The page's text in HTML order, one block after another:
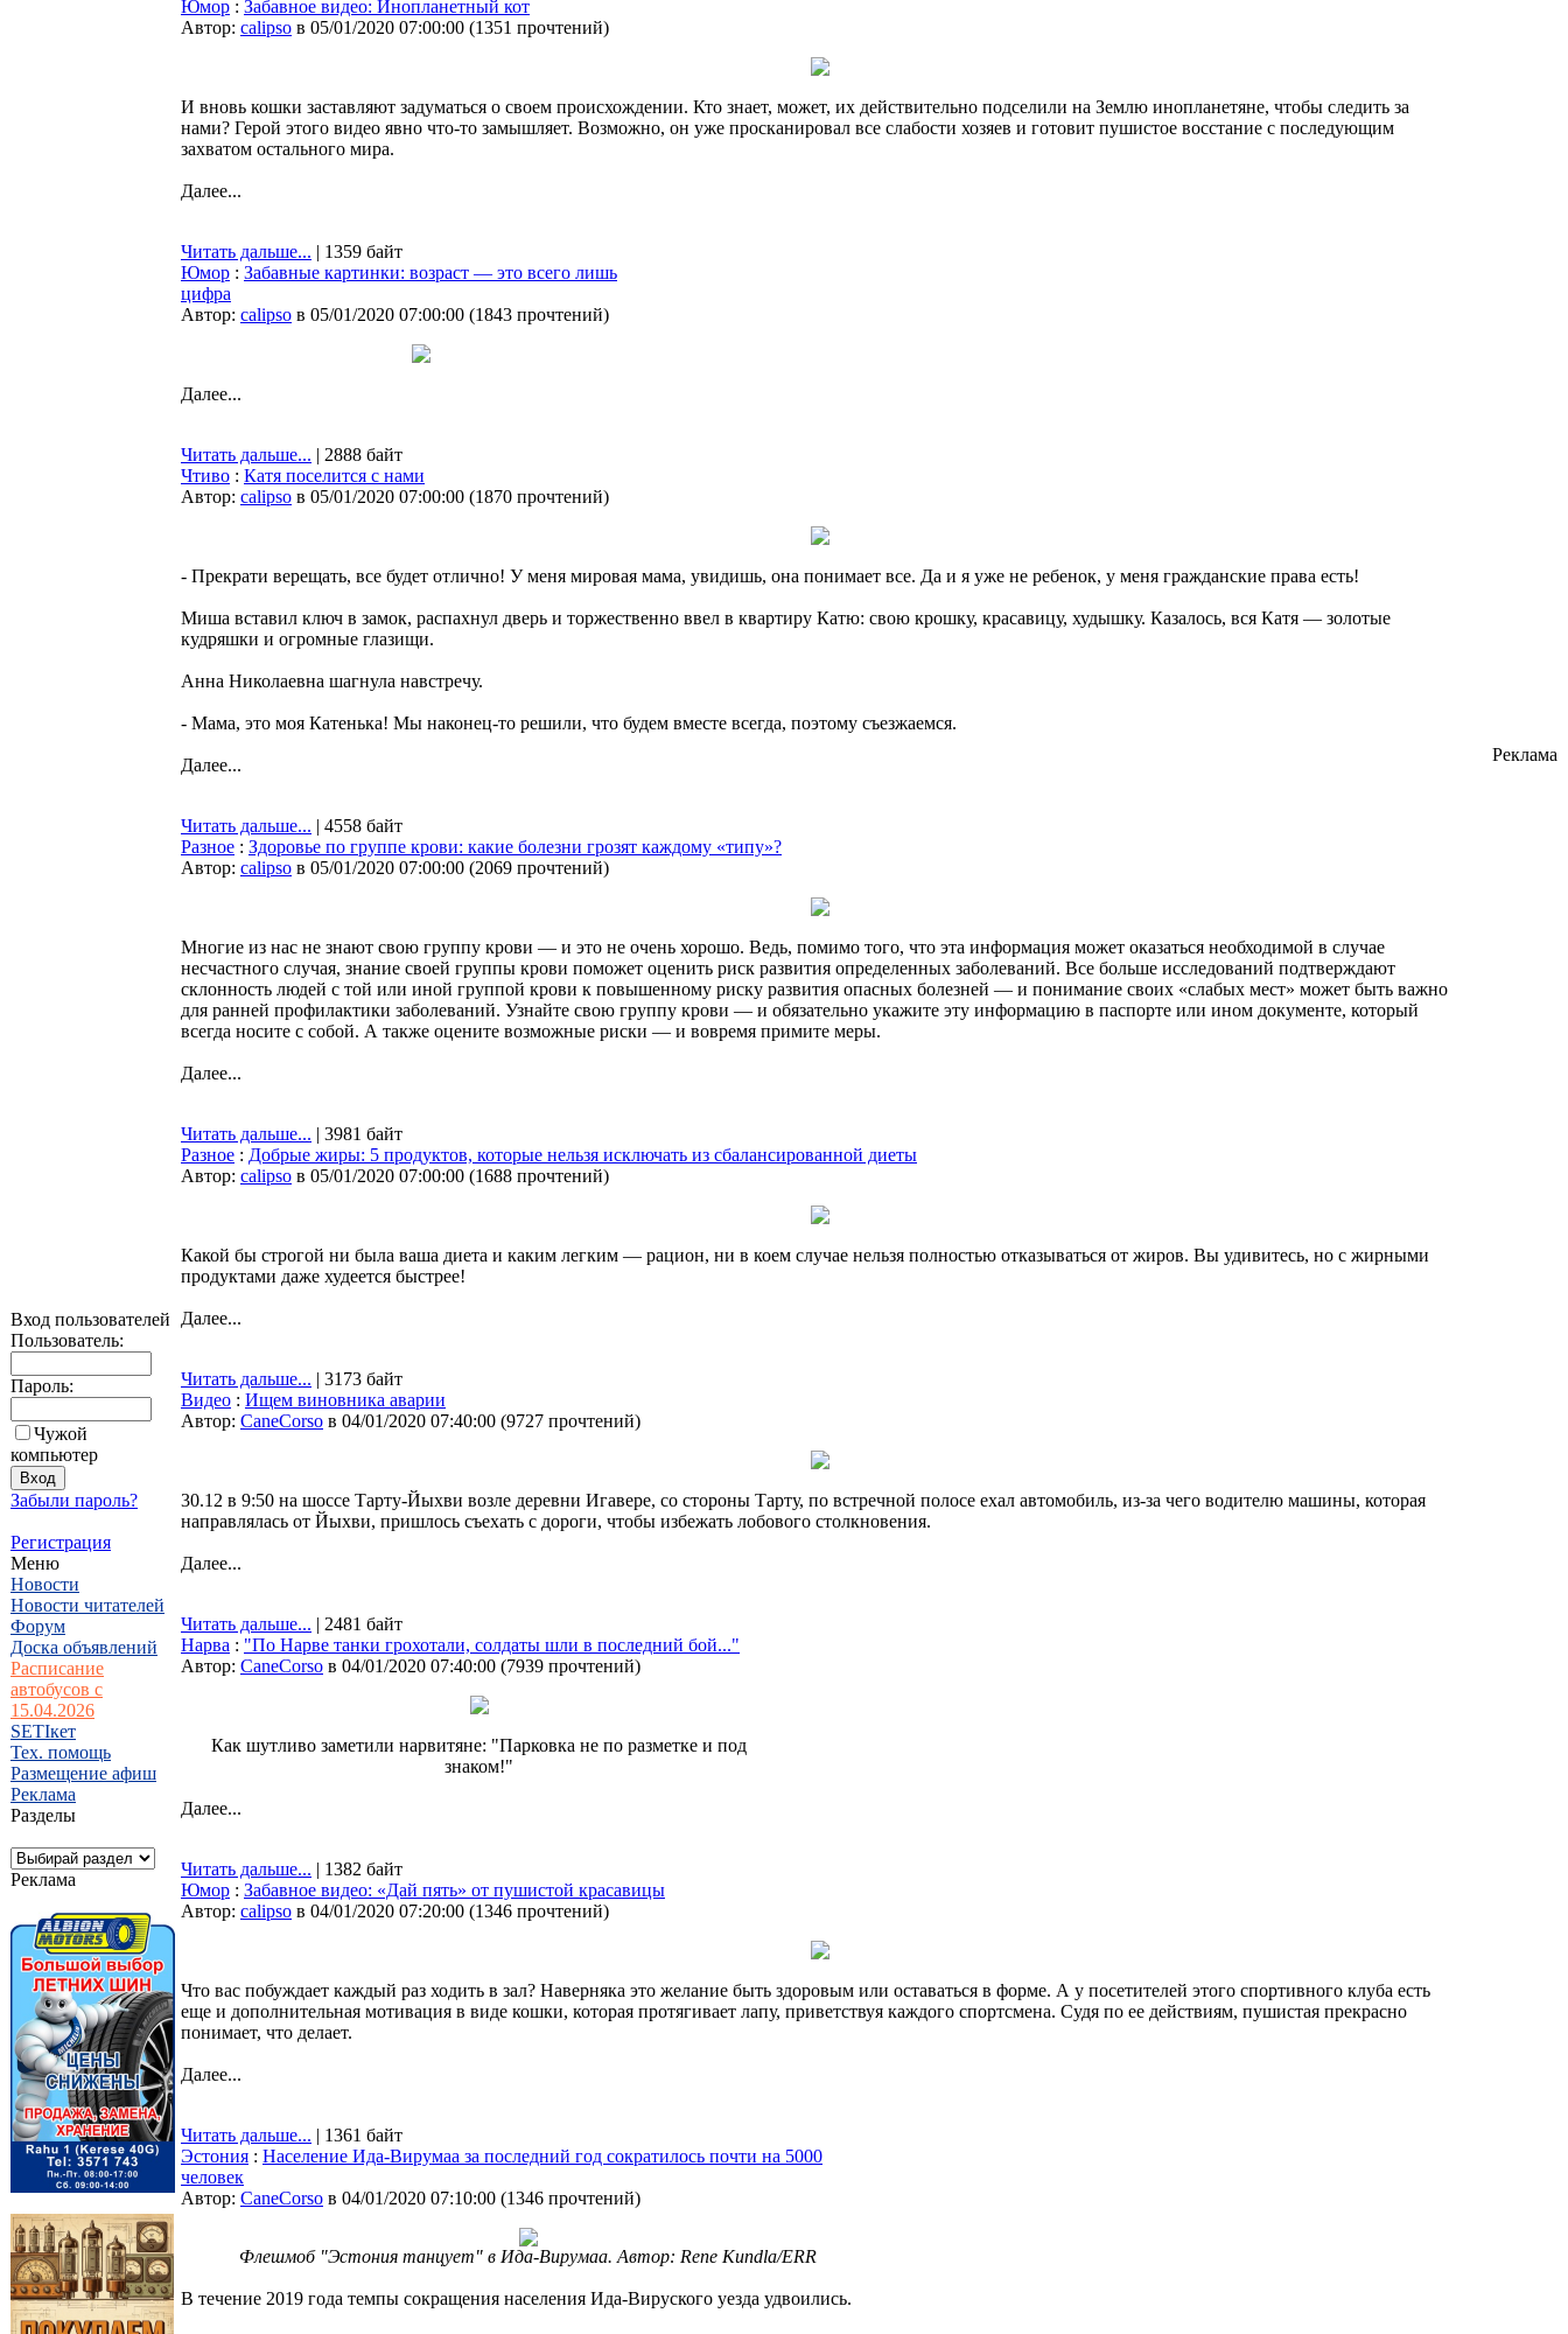
Вход пользователей
Пользователь:
Пароль:
Чужой
компьютер
Забыли пароль?
Регистрация
Меню
Новости
Новости читателей
Форум
Доска объявлений
Расписание
автобусов с
15.04.2026
SETIкет
Тех. помощь
Размещение афиш
Реклама
Разделы
Реклама
Юмор : Забавное видео: Инопланетный кот
Автор: calipso в 05/01/2020 07:00:00 (1351 прочтений)
И вновь кошки заставляют задуматься о своем происхождении. Кто знает, может, их действительно подселили на Землю инопланетяне, чтобы следить за
нами? Герой этого видео явно что-то замышляет. Возможно, он уже просканировал все слабости хозяев и готовит пушистое восстание с последующим
захватом остального мира.
Далее...
Читать дальше... | 1359 байт
Юмор : Забавные картинки: возраст — это всего лишь
цифра
Автор: calipso в 05/01/2020 07:00:00 (1843 прочтений)
Далее...
Читать дальше... | 2888 байт
Чтиво : Катя поселится с нами
Автор: calipso в 05/01/2020 07:00:00 (1870 прочтений)
- Прекрати верещать, все будет отлично! У меня мировая мама, увидишь, она понимает все. Да и я уже не ребенок, у меня гражданские права есть!
Миша вставил ключ в замок, распахнул дверь и торжественно ввел в квартиру Катю: свою крошку, красавицу, худышку. Казалось, вся Катя — золотые
кудряшки и огромные глазищи.
Анна Николаевна шагнула навстречу.
- Мама, это моя Катенька! Мы наконец-то решили, что будем вместе всегда, поэтому съезжаемся.
Далее...
Читать дальше... | 4558 байт
Разное : Здоровье по группе крови: какие болезни грозят каждому «типу»?
Автор: calipso в 05/01/2020 07:00:00 (2069 прочтений)
Многие из нас не знают свою группу крови — и это не очень хорошо. Ведь, помимо того, что эта информация может оказаться необходимой в случае
несчастного случая, знание своей группы крови поможет оценить риск развития определенных заболеваний. Все больше исследований подтверждают
склонность людей с той или иной группой крови к повышенному риску развития опасных болезней — и понимание своих «слабых мест» может быть важно
для ранней профилактики заболеваний. Узнайте свою группу крови — и обязательно укажите эту информацию в паспорте или ином документе, который
всегда носите с собой. А также оцените возможные риски — и вовремя примите меры.
Далее...
Читать дальше... | 3981 байт
Разное : Добрые жиры: 5 продуктов, которые нельзя исключать из сбалансированной диеты
Автор: calipso в 05/01/2020 07:00:00 (1688 прочтений)
Какой бы строгой ни была ваша диета и каким легким — рацион, ни в коем случае нельзя полностью отказываться от жиров. Вы удивитесь, но с жирными
продуктами даже худеется быстрее!
Далее...
Читать дальше... | 3173 байт
Видео : Ищем виновника аварии
Автор: CaneCorso в 04/01/2020 07:40:00 (9727 прочтений)
30.12 в 9:50 на шоссе Тарту-Йыхви возле деревни Игавере, со стороны Тарту, по встречной полосе ехал автомобиль, из-за чего водителю машины, которая
направлялась от Йыхви, пришлось съехать с дороги, чтобы избежать лобового столкновения.
Далее...
Читать дальше... | 2481 байт
Нарва : "По Нарве танки грохотали, солдаты шли в последний бой..."
Автор: CaneCorso в 04/01/2020 07:40:00 (7939 прочтений)
Как шутливо заметили нарвитяне: "Парковка не по разметке и под
знаком!"
Далее...
Читать дальше... | 1382 байт
Юмор : Забавное видео: «Дай пять» от пушистой красавицы
Автор: calipso в 04/01/2020 07:20:00 (1346 прочтений)
Что вас побуждает каждый раз ходить в зал? Наверняка это желание быть здоровым или оставаться в форме. А у посетителей этого спортивного клуба есть
еще и дополнительная мотивация в виде кошки, которая протягивает лапу, приветствуя каждого спортсмена. Судя по ее действиям, пушистая прекрасно
понимает, что делает.
Далее...
Читать дальше... | 1361 байт
Эстония : Население Ида-Вирумаа за последний год сократилось почти на 5000
человек
Автор: CaneCorso в 04/01/2020 07:10:00 (1346 прочтений)
Флешмоб "Эстония танцует" в Ида-Вирумаа. Автор: Rene Kundla/ERR
В течение 2019 года темпы сокращения населения Ида-Вируского уезда удвоились.
Реклама